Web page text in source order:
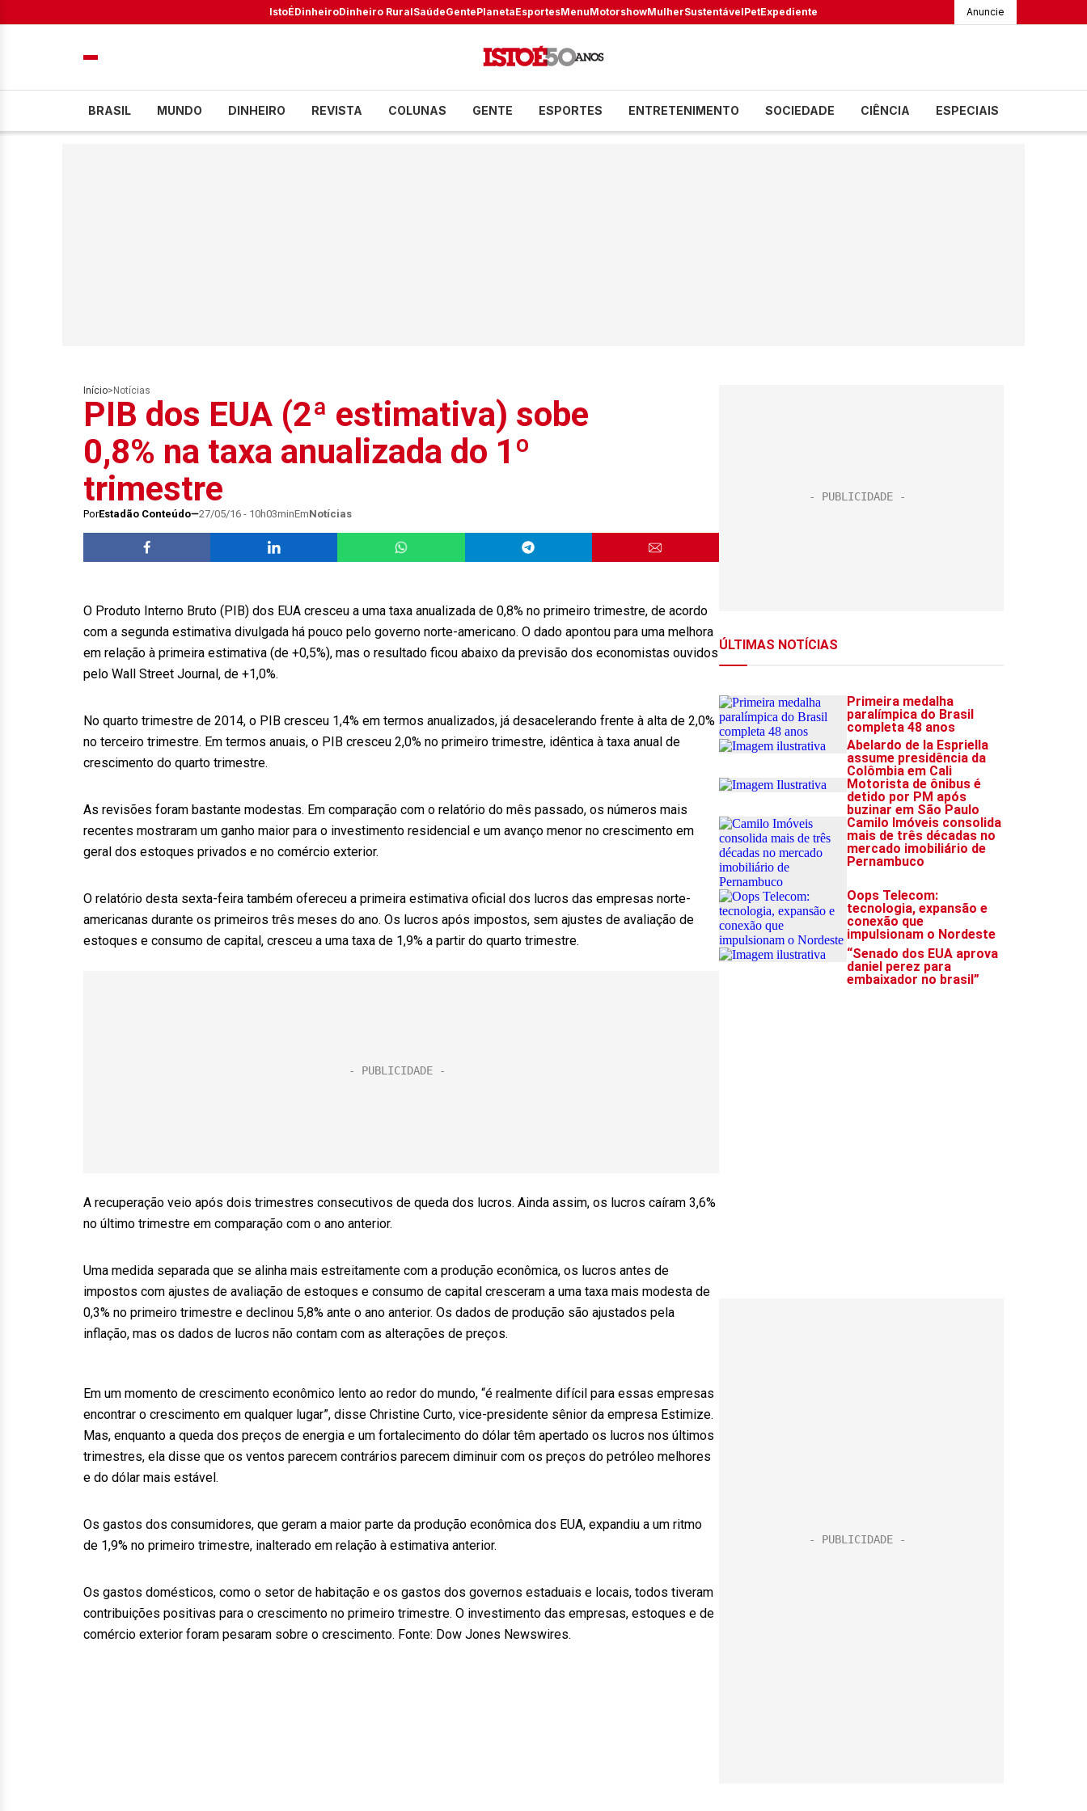
IstoÉDinheiroDinheiro RuralSaúdeGentePlanetaEsportesMenuMotorshowMulherSustentávelPetExpediente Anuncie
BRASIL MUNDO DINHEIRO REVISTA COLUNAS GENTE ESPORTES ENTRETENIMENTO SOCIEDADE CIÊNCIA ESPECIAIS
Início> Notícias
PIB dos EUA (2ª estimativa) sobe
0,8% na taxa anualizada do 1º
trimestre
PorEstadão Conteúdo 27/05/16 - 10h03minEmNotícias
O Produto Interno Bruto (PIB) dos EUA cresceu a uma taxa anualizada de 0,8% no primeiro trimestre, de acordo
com a segunda estimativa divulgada há pouco pelo governo norte-americano. O dado apontou para uma melhora
em relação à primeira estimativa (de +0,5%), mas o resultado ficou abaixo da previsão dos economistas ouvidos
pelo Wall Street Journal, de +1,0%.
No quarto trimestre de 2014, o PIB cresceu 1,4% em termos anualizados, já desacelerando frente à alta de 2,0%
no terceiro trimestre. Em termos anuais, o PIB cresceu 2,0% no primeiro trimestre, idêntica à taxa anual de
crescimento do quarto trimestre.
As revisões foram bastante modestas. Em comparação com o relatório do mês passado, os números mais
recentes mostraram um ganho maior para o investimento residencial e um avanço menor no crescimento em
geral dos estoques privados e no comércio exterior.
O relatório desta sexta-feira também ofereceu a primeira estimativa oficial dos lucros das empresas norte-
americanas durante os primeiros três meses do ano. Os lucros após impostos, sem ajustes de avaliação de
estoques e consumo de capital, cresceu a uma taxa de 1,9% a partir do quarto trimestre.
A recuperação veio após dois trimestres consecutivos de queda dos lucros. Ainda assim, os lucros caíram 3,6%
no último trimestre em comparação com o ano anterior.
Uma medida separada que se alinha mais estreitamente com a produção econômica, os lucros antes de
impostos com ajustes de avaliação de estoques e consumo de capital cresceram a uma taxa mais modesta de
0,3% no primeiro trimestre e declinou 5,8% ante o ano anterior. Os dados de produção são ajustados pela
inflação, mas os dados de lucros não contam com as alterações de preços.
Em um momento de crescimento econômico lento ao redor do mundo, “é realmente difícil para essas empresas
encontrar o crescimento em qualquer lugar”, disse Christine Curto, vice-presidente sênior da empresa Estimize.
Mas, enquanto a queda dos preços de energia e um fortalecimento do dólar têm apertado os lucros nos últimos
trimestres, ela disse que os ventos parecem contrários parecem diminuir com os preços do petróleo melhores
e do dólar mais estável.
Os gastos dos consumidores, que geram a maior parte da produção econômica dos EUA, expandiu a um ritmo
de 1,9% no primeiro trimestre, inalterado em relação à estimativa anterior.
Os gastos domésticos, como o setor de habitação e os gastos dos governos estaduais e locais, todos tiveram
contribuições positivas para o crescimento no primeiro trimestre. O investimento das empresas, estoques e de
comércio exterior foram pesaram sobre o crescimento. Fonte: Dow Jones Newswires.